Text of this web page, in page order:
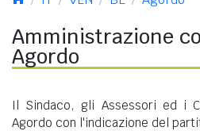
Amministrazione
Agordo
Il Sindaco, gli Assessori ed i
Agordo con l'indicazione del